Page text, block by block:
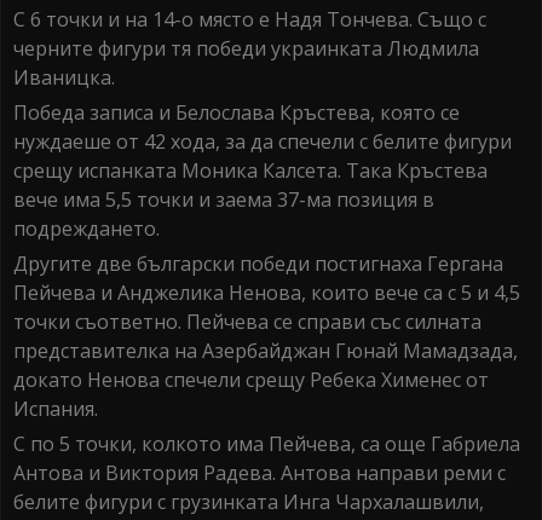
С 6 точки и на 14-о място е Надя Тончева. Също с
черните фигури тя победи украинката Людмила
Иваницка.
Победа записа и Белослава Кръстева, която се
нуждаеше от 42 хода, за да спечели с белите фигури
срещу испанката Моника Калсета. Така Кръстева
вече има 5,5 точки и заема 37-ма позиция в
подреждането.
Другите две български победи постигнаха Гергана
Пейчева и Анджелика Ненова, които вече са с 5 и 4,5
точки съответно. Пейчева се справи със силната
представителка на Азербайджан Гюнай Мамадзада,
докато Ненова спечели срещу Ребека Хименес от
Испания.
С по 5 точки, колкото има Пейчева, са още Габриела
Антова и Виктория Радева. Антова направи реми с
белите фигури с грузинката Инга Чархалашвили,